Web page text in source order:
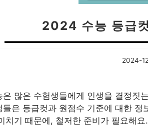
2024 수능 등급
2024-
은 많은 수험생들에게 인생을 결정짓
들은 등급컷과 원점수 기준에 대한
치기 때문에, 철저한 준비가 필요해요.